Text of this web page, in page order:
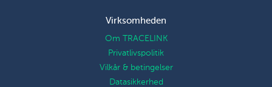
Virksomheden
Om TRACELINK
Privatlivspolitik
Vilkår & betingelser
Datasikkerhed